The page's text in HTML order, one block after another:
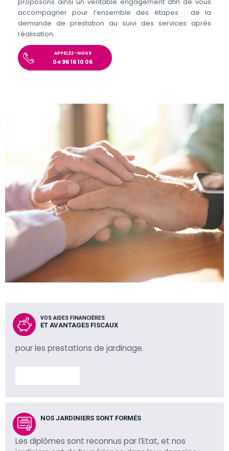
proposons ainsi un véritable engagement afin de vous
accompagner pour l’ensemble des étapes : de la
demande de prestation au suivi des services après
réalisation.
APPELEZ-NOUS
04 96 16 10 06
VOS AIDES FINANCIÈRES
ET AVANTAGES FISCAUX
pour les prestations de jardinage.
NOS JARDINIERS SONT FORMÉS
Les diplômes sont reconnus par l’Etat, et nos